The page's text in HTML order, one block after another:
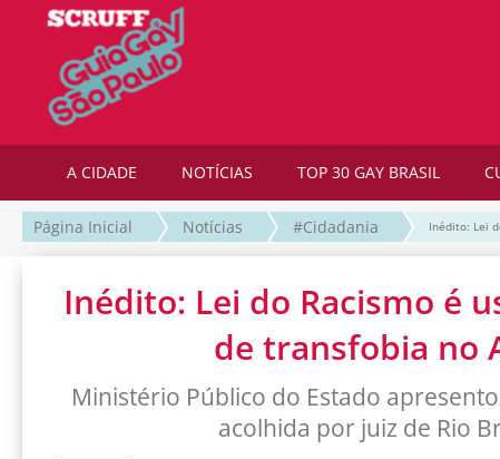
A CIDADE NOTÍCIAS TOP 30 GAY BRASIL
Página Inicial Notícias #Cidadania Inédito: Lei
Inédito: Lei do Racismo é
de transfobia no
Ministério Público do Estado
acolhida por juiz de Rio